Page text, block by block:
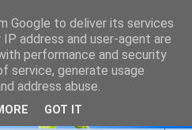
Google to deliver its services
address and user-agent are
performance and security
service, generate usage
address abuse.
GOT IT